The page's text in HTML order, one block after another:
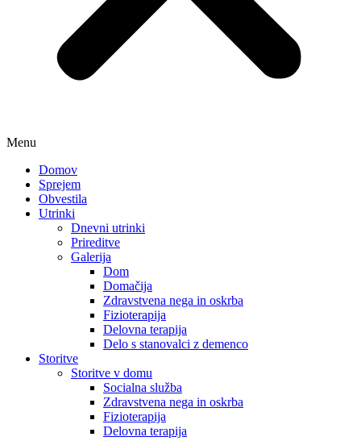
Menu
Domov
Sprejem
Obvestila
Utrinki
Dnevni utrinki
Prireditve
Galerija
Dom
Domačija
Zdravstvena nega in oskrba
Fizioterapija
Delovna terapija
Delo s stanovalci z demenco
Storitve
Storitve v domu
Socialna služba
Zdravstvena nega in oskrba
Fizioterapija
Delovna terapija